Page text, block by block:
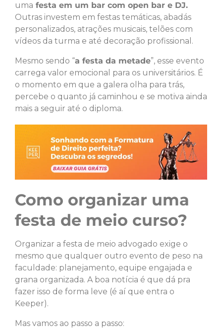
uma festa em um bar com open bar e DJ.
Outras investem em festas temáticas, abadás
personalizados, atrações musicais, telões com
vídeos da turma e até decoração profissional.
Mesmo sendo “a festa da metade”, esse evento
carrega valor emocional para os universitários. É
o momento em que a galera olha para trás,
percebe o quanto já caminhou e se motiva ainda
mais a seguir até o diploma.
Como organizar uma
festa de meio curso?
Organizar a festa de meio advogado exige o
mesmo que qualquer outro evento de peso na
faculdade: planejamento, equipe engajada e
grana organizada. A boa notícia é que dá pra
fazer isso de forma leve (é aí que entra o
Keeper).
Mas vamos ao passo a passo: